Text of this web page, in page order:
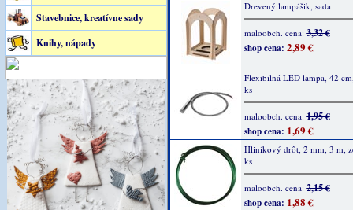
Stavebnice, kreatívne sady
Knihy, nápady
Drevený lampášik, sada
maloobch. cena:3,32 €
shop cena: 2,89 €
Flexibilná LED lampa, 42
ks
maloobch. cena:1,95 €
shop cena: 1,69 €
Hliníkový drôt, 2 mm, 3 m,
ks
maloobch. cena:2,15 €
shop cena: 1,88 €